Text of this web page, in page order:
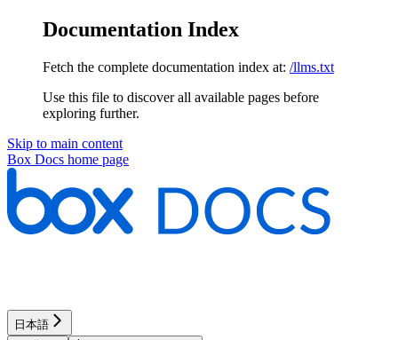
Documentation Index
Fetch the complete documentation index at: /llms.txt
Use this file to discover all available pages before
exploring further.
Skip to main content
Box Docs home page
日本語